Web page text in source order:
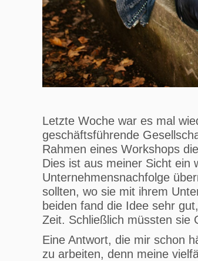
Letzte Woche war es mal
geschäftsführende
Rahmen eines Workshops
Dies ist aus meiner Sicht ein
Unternehmensnachfolge
sollten, wo sie mit ihrem
beiden fand die Idee sehr
Zeit. Schließlich müssten sie
Eine Antwort, die mir schon
zu arbeiten, denn meine